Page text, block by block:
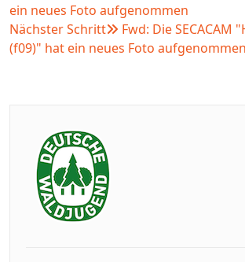
ein neues Foto aufgenommen
Nächster Schritt
Fwd: Die SECACAM
(f09)" hat ein neues Foto aufgenommen